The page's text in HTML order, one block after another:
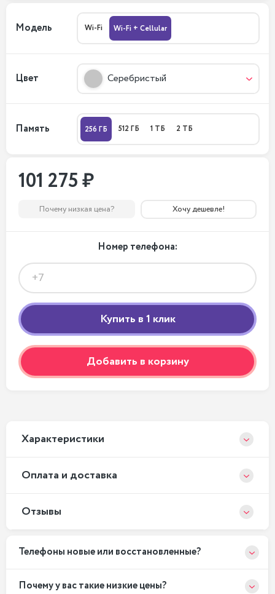
Модель Wi-Fi Wi-Fi + Cellular
Цвет Серебристый
Память 256 ГБ 512 ГБ 1 ТБ 2 ТБ
101 275 ₽
Почему низкая цена? Хочу дешевле!
Номер телефона:
Добавить в корзину
Xарактеристики
Оплата и доставка
Отзывы
Телефоны новые или восстановленные?
Почему у вас такие низкие цены?